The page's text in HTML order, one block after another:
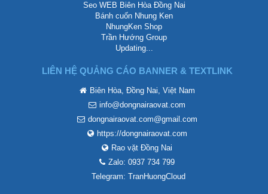
Seo WEB Biên Hòa Đồng Nai
Bánh cuốn Nhung Ken
NhungKen Shop
Trần Hướng Group
Updating...
LIÊN HỆ QUẢNG CÁO BANNER & TEXTLINK
Biên Hòa, Đồng Nai, Việt Nam
info@dongnairaovat.com
dongnairaovat.com@gmail.com
https://dongnairaovat.com
Rao vặt Đồng Nai
Zalo: 0937 734 799
Telegram: TranHuongCloud